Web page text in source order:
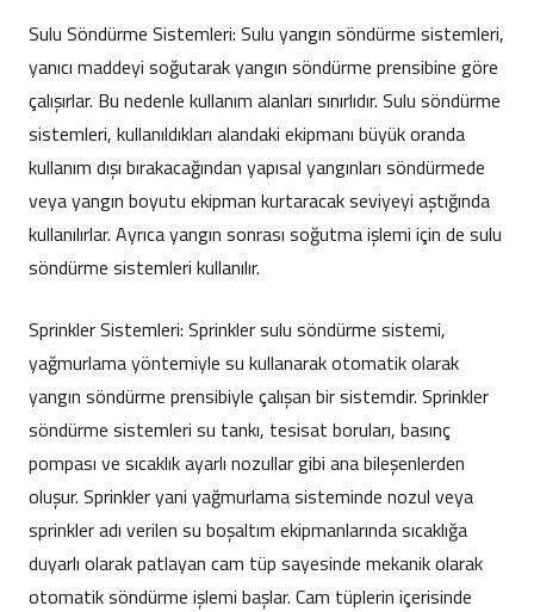
Sulu Söndürme Sistemleri: Sulu yangın söndürme sistemleri,
yanıcı maddeyi soğutarak yangın söndürme prensibine göre
çalışırlar. Bu nedenle kullanım alanları sınırlıdır. Sulu söndürme
sistemleri, kullanıldıkları alandaki ekipmanı büyük oranda
kullanım dışı bırakacağından yapısal yangınları söndürmede
veya yangın boyutu ekipman kurtaracak seviyeyi aştığında
kullanılırlar. Ayrıca yangın sonrası soğutma işlemi için de sulu
söndürme sistemleri kullanılır.
Sprinkler Sistemleri: Sprinkler sulu söndürme sistemi,
yağmurlama yöntemiyle su kullanarak otomatik olarak
yangın söndürme prensibiyle çalışan bir sistemdir. Sprinkler
söndürme sistemleri su tankı, tesisat boruları, basınç
pompası ve sıcaklık ayarlı nozullar gibi ana bileşenlerden
oluşur. Sprinkler yani yağmurlama sisteminde nozul veya
sprinkler adı verilen su boşaltım ekipmanlarında sıcaklığa
duyarlı olarak patlayan cam tüp sayesinde mekanik olarak
otomatik söndürme işlemi başlar. Cam tüplerin içerisinde